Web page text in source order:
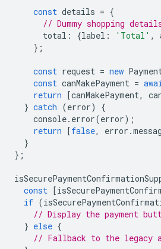
const details = {
// Dummy shopping
total : {label : 'Total' ,
};
const request = new
const canMakePayment =
return
[canMakePayment,
} catch (error)
{
console. error(error);
return
[false, error .
}
};
const
[
if (
// Display the payment
} else {
// Fallback to the legacy